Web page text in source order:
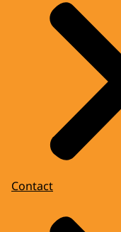
Contact